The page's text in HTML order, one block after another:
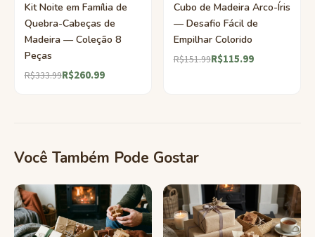
Kit Noite em Família de
Quebra-Cabeças de
Madeira — Coleção 8
Peças
R$333.99R$260.99
Cubo de Madeira Arco-Íris
— Desafio Fácil de
Empilhar Colorido
R$151.99R$115.99
Você Também Pode Gostar